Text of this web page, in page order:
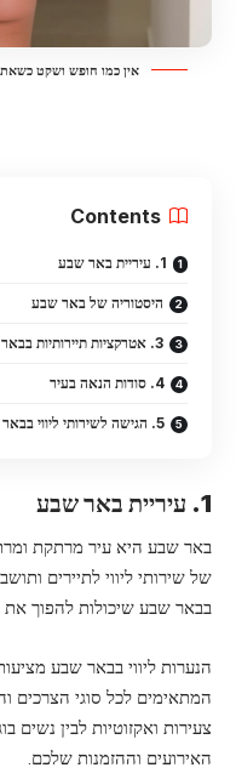
אין כמו חופש ושקט
Contents
1. עיריית באר שבע
היסטוריה של באר שבע
3. אטרקציות תיירותיות בבאר שבע
4. סודות הנאה בעיר
5. הגישה לשירותי ליווי בבאר שבע
1. עיריית באר שבע
באר שבע היא עיר מרתקת
של שירותי ליווי לתיירים
בבאר שבע שיכולות להפוך
הנערות ליווי בבאר שבע
המתאימים לכל סוגי הצרכים
צעירות ואקזוטיות לבין נשים
האירועים וההזמנות שלכם.